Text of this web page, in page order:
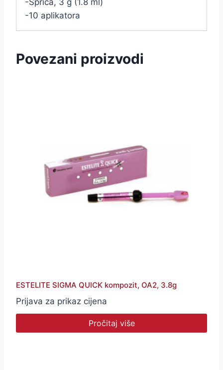
-10 aplikatora
Povezani proizvodi
ESTELITE SIGMA QUICK kompozit, OA2, 3.8g
Prijava za prikaz cijena
Pročitaj više